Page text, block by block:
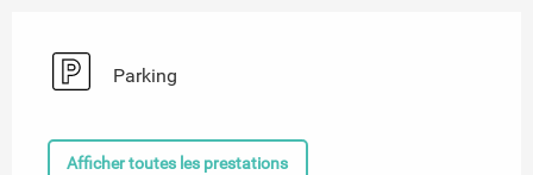
Parking
Afficher toutes les prestations